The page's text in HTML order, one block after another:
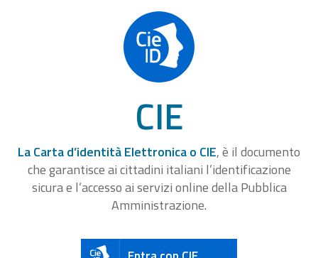
CIE
La Carta d’identità Elettronica o CIE, è il documento
che garantisce ai cittadini italiani l’identificazione
sicura e l’accesso ai servizi online della Pubblica
Amministrazione.